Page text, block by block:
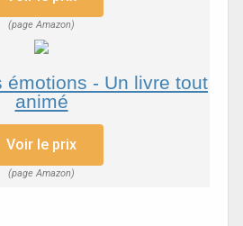
(page Amazon)
émotions - Un livre tout
animé
Voir le prix
(page Amazon)